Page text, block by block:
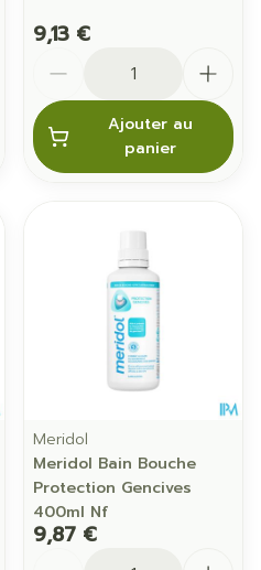
9,13 €
Ajouter au
panier
Meridol
Meridol Bain Bouche
Protection Gencives
400ml Nf
9,87 €